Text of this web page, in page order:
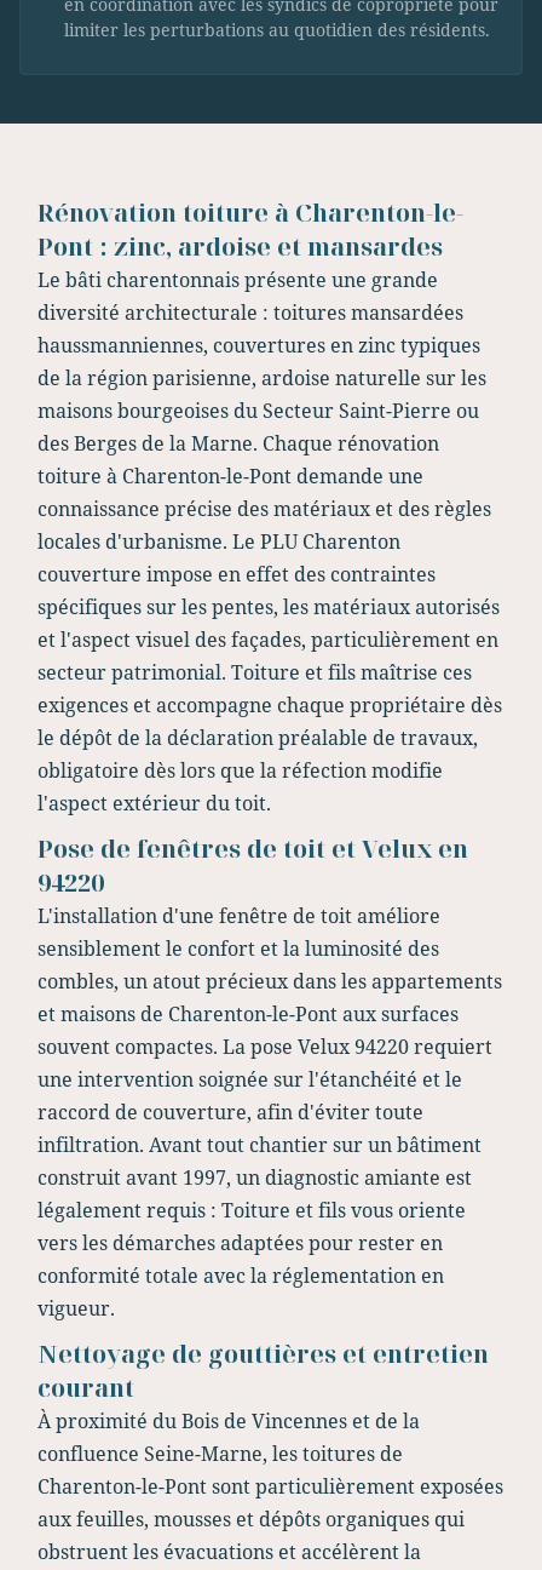
limiter les perturbations au quotidien des résidents.
Rénovation toiture à Charenton-le-
Pont : zinc, ardoise et mansardes
Le bâti charentonnais présente une grande
diversité architecturale : toitures mansardées
haussmanniennes, couvertures en zinc typiques
de la région parisienne, ardoise naturelle sur les
maisons bourgeoises du Secteur Saint-Pierre ou
des Berges de la Marne. Chaque rénovation
toiture à Charenton-le-Pont demande une
connaissance précise des matériaux et des règles
locales d'urbanisme. Le PLU Charenton
couverture impose en effet des contraintes
spécifiques sur les pentes, les matériaux autorisés
et l'aspect visuel des façades, particulièrement en
secteur patrimonial. Toiture et fils maîtrise ces
exigences et accompagne chaque propriétaire dès
le dépôt de la déclaration préalable de travaux,
obligatoire dès lors que la réfection modifie
l'aspect extérieur du toit.
Pose de fenêtres de toit et Velux en
94220
L'installation d'une fenêtre de toit améliore
sensiblement le confort et la luminosité des
combles, un atout précieux dans les appartements
et maisons de Charenton-le-Pont aux surfaces
souvent compactes. La pose Velux 94220 requiert
une intervention soignée sur l'étanchéité et le
raccord de couverture, afin d'éviter toute
infiltration. Avant tout chantier sur un bâtiment
construit avant 1997, un diagnostic amiante est
légalement requis : Toiture et fils vous oriente
vers les démarches adaptées pour rester en
conformité totale avec la réglementation en
vigueur.
Nettoyage de gouttières et entretien
courant
À proximité du Bois de Vincennes et de la
confluence Seine-Marne, les toitures de
Charenton-le-Pont sont particulièrement exposées
aux feuilles, mousses et dépôts organiques qui
obstruent les évacuations et accélèrent la